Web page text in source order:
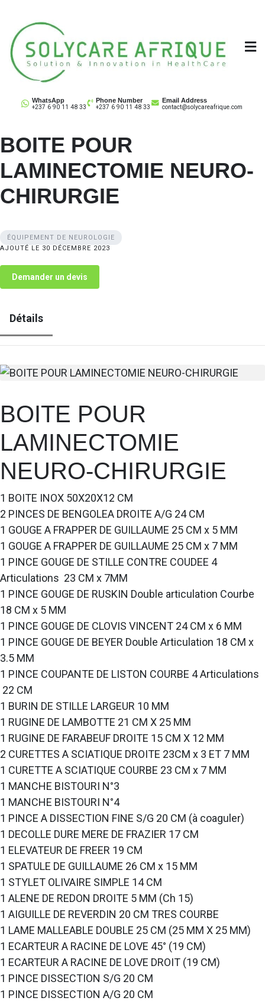
content
Solycare Afrique
Matériel & équipement médical au Cameroun
WhatsApp
+237 6 90 11 48 33
Phone Number
+237 6 90 11 48 33
Email Address
contact@solycareafrique.com
BOITE POUR
LAMINECTOMIE NEURO-
CHIRURGIE
ÉQUIPEMENT DE NEUROLOGIE
AJOUTÉ LE 30 DÉCEMBRE 2023
Demander un devis
Détails
BOITE POUR
LAMINECTOMIE
NEURO-CHIRURGIE
1 BOITE INOX 50X20X12 CM
2 PINCES DE BENGOLEA DROITE A/G 24 CM
1 GOUGE A FRAPPER DE GUILLAUME 25 CM x 5 MM
1 GOUGE A FRAPPER DE GUILLAUME 25 CM x 7 MM
1 PINCE GOUGE DE STILLE CONTRE COUDEE 4
Articulations 23 CM x 7MM
1 PINCE GOUGE DE RUSKIN Double articulation Courbe
18 CM x 5 MM
1 PINCE GOUGE DE CLOVIS VINCENT 24 CM x 6 MM
1 PINCE GOUGE DE BEYER Double Articulation 18 CM x
3.5 MM
1 PINCE COUPANTE DE LISTON COURBE 4 Articulations
22 CM
1 BURIN DE STILLE LARGEUR 10 MM
1 RUGINE DE LAMBOTTE 21 CM X 25 MM
1 RUGINE DE FARABEUF DROITE 15 CM X 12 MM
2 CURETTES A SCIATIQUE DROITE 23CM x 3 ET 7 MM
1 CURETTE A SCIATIQUE COURBE 23 CM x 7 MM
1 MANCHE BISTOURI N°3
1 MANCHE BISTOURI N°4
1 PINCE A DISSECTION FINE S/G 20 CM (à coaguler)
1 DECOLLE DURE MERE DE FRAZIER 17 CM
1 ELEVATEUR DE FREER 19 CM
1 SPATULE DE GUILLAUME 26 CM x 15 MM
1 STYLET OLIVAIRE SIMPLE 14 CM
1 ALENE DE REDON DROITE 5 MM (Ch 15)
1 AIGUILLE DE REVERDIN 20 CM TRES COURBE
1 LAME MALLEABLE DOUBLE 25 CM (25 MM X 25 MM)
1 ECARTEUR A RACINE DE LOVE 45° (19 CM)
1 ECARTEUR A RACINE DE LOVE DROIT (19 CM)
1 PINCE DISSECTION S/G 20 CM
1 PINCE DISSECTION A/G 20 CM